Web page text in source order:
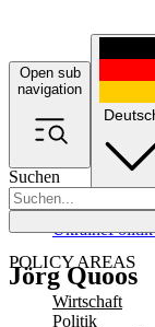
Open sub
navigation
Suchen
POLICY AREAS
Wirtschaft
Politik
UkrainePolitik
Jörg Quoos